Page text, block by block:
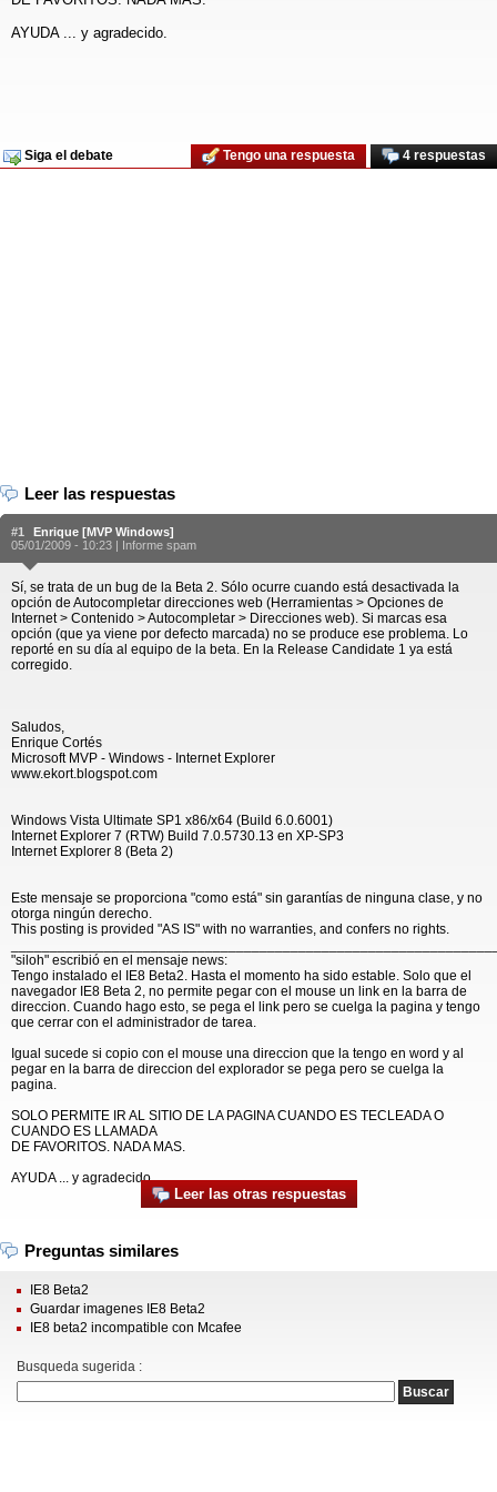
AYUDA ... y agradecido.
Siga el debate 4 respuestas
Tengo una respuesta
Leer las respuestas
#1
Enrique [MVP Windows]
05/01/2009 - 10:23 | Informe spam
Sí, se trata de un bug de la Beta 2. Sólo ocurre cuando está desactivada la
opción de Autocompletar direcciones web (Herramientas > Opciones de
Internet > Contenido > Autocompletar > Direcciones web). Si marcas esa
opción (que ya viene por defecto marcada) no se produce ese problema. Lo
reporté en su día al equipo de la beta. En la Release Candidate 1 ya está
corregido.
Saludos,
Enrique Cortés
Microsoft MVP - Windows - Internet Explorer
www.ekort.blogspot.com
Windows Vista Ultimate SP1 x86/x64 (Build 6.0.6001)
Internet Explorer 7 (RTW) Build 7.0.5730.13 en XP-SP3
Internet Explorer 8 (Beta 2)
Este mensaje se proporciona "como está" sin garantías de ninguna clase, y no
otorga ningún derecho.
This posting is provided "AS IS" with no warranties, and confers no rights.
"siloh" escribió en el mensaje news:
Tengo instalado el IE8 Beta2. Hasta el momento ha sido estable. Solo que el
navegador IE8 Beta 2, no permite pegar con el mouse un link en la barra de
direccion. Cuando hago esto, se pega el link pero se cuelga la pagina y tengo
que cerrar con el administrador de tarea.
Igual sucede si copio con el mouse una direccion que la tengo en word y al
pegar en la barra de direccion del explorador se pega pero se cuelga la
pagina.
SOLO PERMITE IR AL SITIO DE LA PAGINA CUANDO ES TECLEADA O
CUANDO ES LLAMADA
DE FAVORITOS. NADA MAS.
AYUDA ... y agradecido.
Leer las otras respuestas
Preguntas similares
IE8 Beta2
Guardar imagenes IE8 Beta2
IE8 beta2 incompatible con Mcafee
Busqueda sugerida :